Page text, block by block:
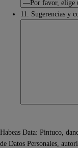
11. Sugerencias y
Habeas Data: Pintuco,
de Datos Personales,